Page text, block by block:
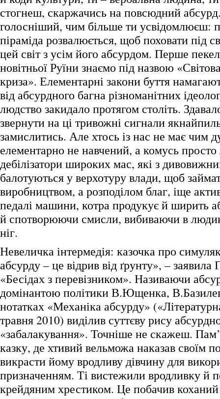
стогнеш, скаржачись на повсюдний абсурд.
голосніший, чим більше ти усвідомлюєш:
піраміда розвалюється, щоб поховати під
цей світ з усім його абсурдом. Перше
новітньої Руїни знаємо під назвою
криза». Елементарні закони буття
від абсурдного багна різноманітних
людство закидало протягом століть.
звернути на ці тривожні сигнали
замислитись. Але хтось із нас не має чим
елементарно не навчений, а комусь
дебілізатори широких мас, які з
балотуються у верхотуру влади, щоб
виробництвом, а розподілом благ, іще
педалі машини, котра продукує й ширить
й спотворюючи смисли, вибиваючи в
ніг.
Невеличка інтермедія: казочка про
абсурду – це відрив від ґрунту», –
«Бесідах з перевізником». Називаючи
домінантою політики В.Ющенка,
нотатках «Механіка абсурду»
травня 2010) виділив суттєву рису
«забалакування». Точніше не скажеш.
казку, де хтивий вельможа наказав своїм
викрасти йому вродливу дівчину для
призначенням. Ті вистежили вродливку й
крейдяним хрестиком. Це побачив